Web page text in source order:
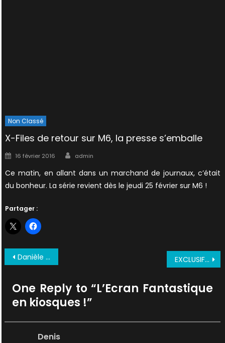
Non Classé
X-Files de retour sur M6, la presse s’emballe
Posted
16 février 2016 Author
admin
Ce matin, en allant dans un marchand de journaux, c’était
du bonheur. La série revient dès le jeudi 25 février sur M6 !
Partager :
Navigation
l’article
Danièle Douet doublera Gillian Anderson EXCLUSIF : Jour de diffusion, spoilers, impressions, toutes les dernières infos sur la saison 10 !
One Reply to “L’Ecran Fantastique
en kiosques !”
Denis